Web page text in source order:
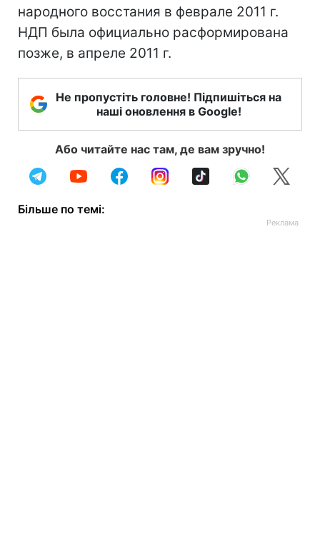
народного восстания в феврале 2011 г.
НДП была официально расформирована
позже, в апреле 2011 г.
Не пропустіть головне! Підпишіться на
наші оновлення в Google!
Або читайте нас там, де вам зручно!
Більше по темі: